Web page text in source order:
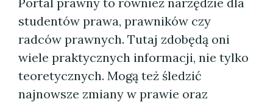
studentów prawa, prawników czy
radców prawnych. Tutaj zdobędą oni
wiele praktycznych informacji, nie tylko
teoretycznych. Mogą też śledzić
najnowsze zmiany w prawie oraz